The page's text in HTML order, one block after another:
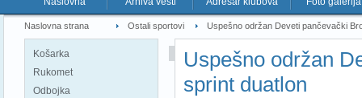
Naslovna strana Ostali sportovi Uspešno održan Deveti pančevački
Košarka
Rukomet
Odbojka
Uspešno održan
sprint duatlon